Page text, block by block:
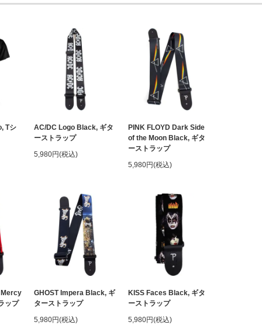
Tシ
AC/DC Logo Black, ギタ
ーストラップ
5,980円(税込)
PINK FLOYD Dark Side
of the Moon Black, ギタ
ーストラップ
5,980円(税込)
Mercy
ップ
GHOST Impera Black, ギ
ターストラップ
5,980円(税込)
KISS Faces Black, ギタ
ーストラップ
5,980円(税込)